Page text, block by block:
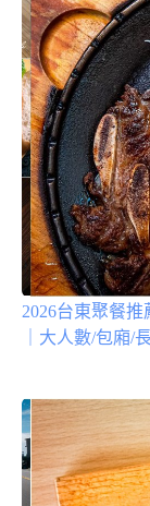
2026台東聚餐
｜大人數/包廂/